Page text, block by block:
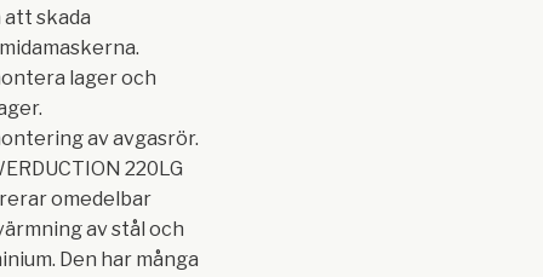
att skada
lager och
av avgasrör.
220LG
omedelbar
av stål och
Den har många